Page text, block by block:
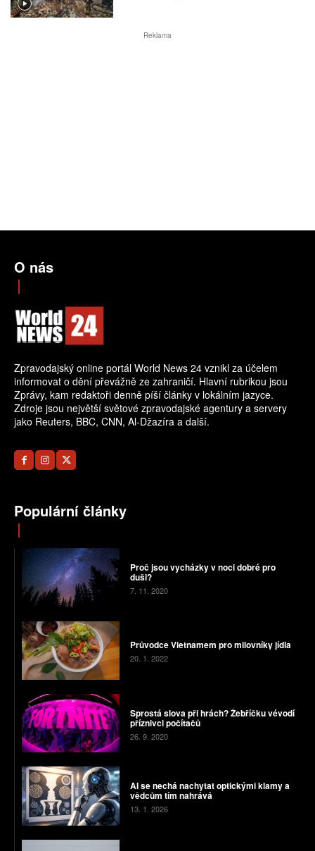
Reklama
O nás
Zpravodajský online portál World News 24 vznikl za účelem
informovat o dění převážně ze zahraničí. Hlavní rubrikou jsou
Zprávy, kam redaktoři denně píší články v lokálním jazyce.
Zdroje jsou největší světové zpravodajské agentury a servery
jako Reuters, BBC, CNN, Al-Džazíra a další.
Populární články
Proč jsou vycházky v noci dobré pro
duši?
7. 11. 2020
Průvodce Vietnamem pro milovníky jídla
20. 1. 2022
Sprostá slova při hrách? Žebříčku vévodí
příznivci počítačů
26. 9. 2020
AI se nechá nachytat optickými klamy a
vědcům tím nahrává
13. 1. 2026